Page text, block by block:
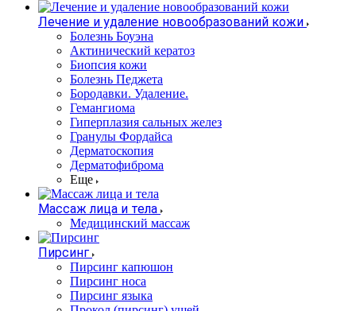
Лечение и удаление новообразований кожи
Болезнь Боуэна
Актинический кератоз
Биопсия кожи
Болезнь Педжета
Бородавки. Удаление.
Гемангиома
Гиперплазия сальных желез
Гранулы Фордайса
Дерматоскопия
Дерматофиброма
Еще
Массаж лица и тела
Медицинский массаж
Пирсинг
Пирсинг капюшон
Пирсинг носа
Пирсинг языка